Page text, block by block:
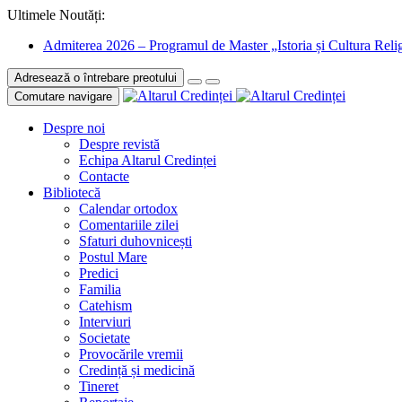
Ultimele Noutăți:
Admiterea 2026 – Programul de Master „Istoria și Cultura
Adresează o întrebare preotului
Comutare navigare
Despre noi
Despre revistă
Echipa Altarul Credinței
Contacte
Bibliotecă
Calendar ortodox
Comentariile zilei
Sfaturi duhovnicești
Postul Mare
Predici
Familia
Catehism
Interviuri
Societate
Provocările vremii
Credință și medicină
Tineret